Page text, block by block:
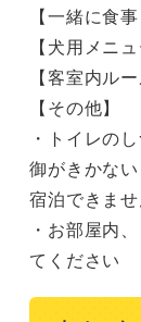
【一緒に食
【犬用メニ
【客室内ル
【その他】
・トイレの
御がきかな
宿泊できま
・お部屋内
てください